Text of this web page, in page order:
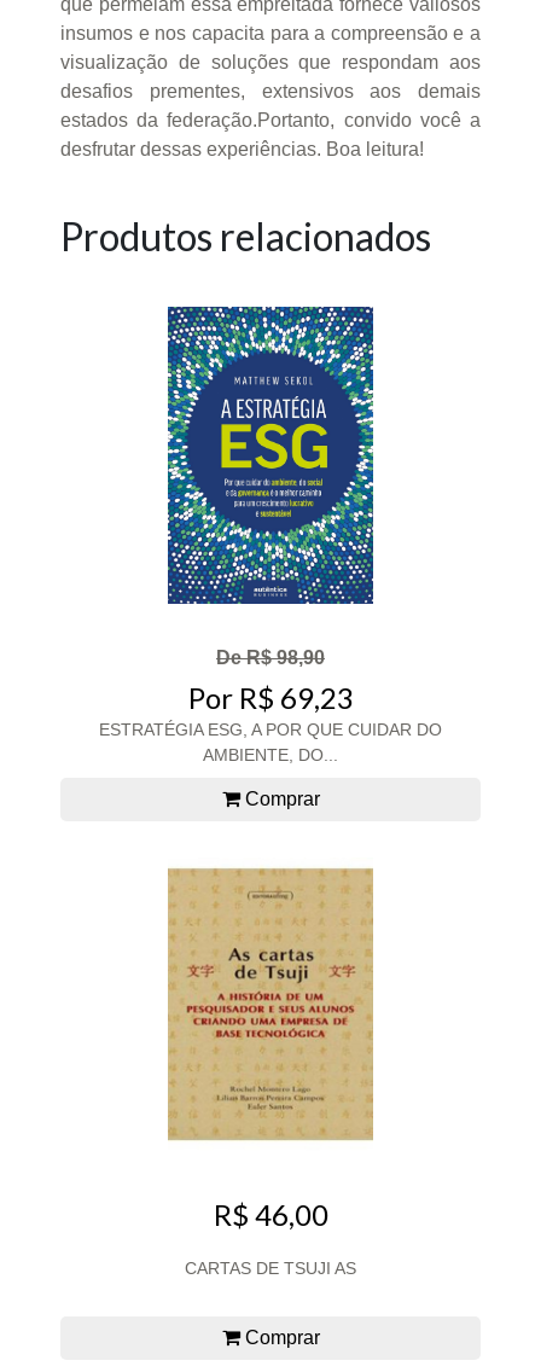
que permeiam essa empreitada fornece valiosos
insumos e nos capacita para a compreensão e a
visualização de soluções que respondam aos
desafios prementes, extensivos aos demais
estados da federação.Portanto, convido você a
desfrutar dessas experiências. Boa leitura!
Produtos relacionados
De R$ 98,90
Por R$ 69,23
ESTRATÉGIA ESG, A POR QUE CUIDAR DO
AMBIENTE, DO...
Comprar
R$ 46,00
CARTAS DE TSUJI AS
Comprar